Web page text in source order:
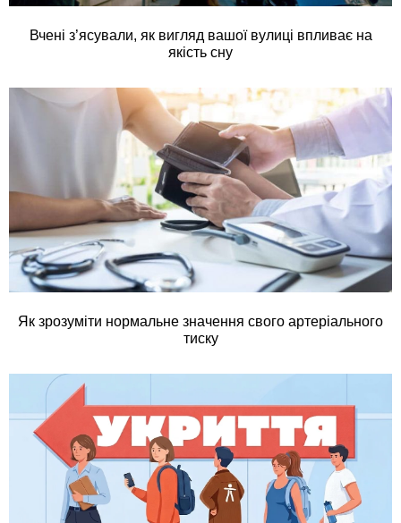
Вчені з’ясували, як вигляд вашої вулиці впливає на
якість сну
Як зрозуміти нормальне значення свого артеріального
тиску